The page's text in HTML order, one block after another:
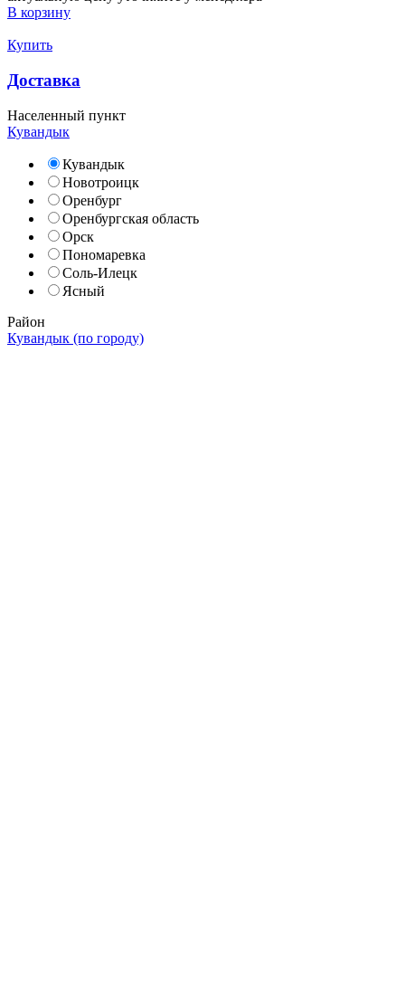
В корзину
Купить
Доставка
Населенный пункт
Кувандык
Кувандык
Новотроицк
Оренбург
Оренбургская область
Орск
Пономаревка
Соль-Илецк
Ясный
Район
Кувандык (по городу)